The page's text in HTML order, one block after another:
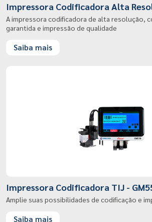
Impressora Codificadora Alta
A impressora codificadora de alta resolução,
garantida e impressão de qualidade
Saiba mais
Impressora Codificadora TIJ -
Amplie suas possibilidades de codificação e
Saiba mais